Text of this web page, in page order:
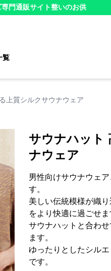
専門通販サイト整いのお供
覧
上質シルクサウナウェア
サウナハット
ナウェア
男性向けサウナウェ
す。
美しい伝統模様が織
をより快適に過ごせま
サウナハットと合わ
ます。
ゆったりとしたシル
です。